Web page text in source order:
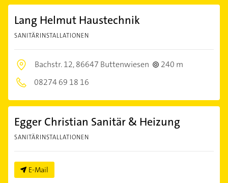
Lang Helmut Haustechnik
SANITÄRINSTALLATIONEN
Bachstr. 12,86647 Buttenwiesen
240 m
08274 69 18 16
Egger Christian Sanitär & Heizung
SANITÄRINSTALLATIONEN
E-Mail